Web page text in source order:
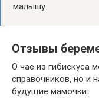
малышу.
Отзывы
О чае из гибискуса
справочников, но и
будущие мамочки: